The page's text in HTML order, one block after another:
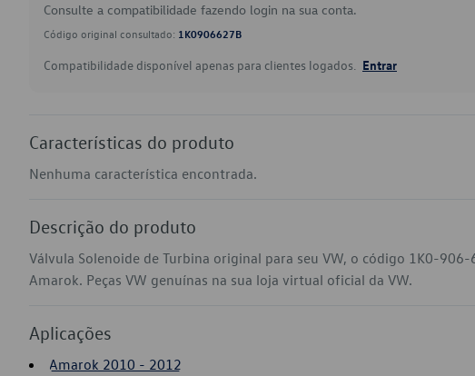
Consulte a compatibilidade fazendo login na sua conta.
Código original consultado: 1K0906627B
Compatibilidade disponível apenas para clientes logados. Entrar
Características do produto
Nenhuma característica encontrada.
Descrição do produto
Válvula Solenoide de Turbina original para seu VW, o código 1K0-
Amarok. Peças VW genuínas na sua loja virtual oficial da VW.
Aplicações
Amarok 2010 - 2012